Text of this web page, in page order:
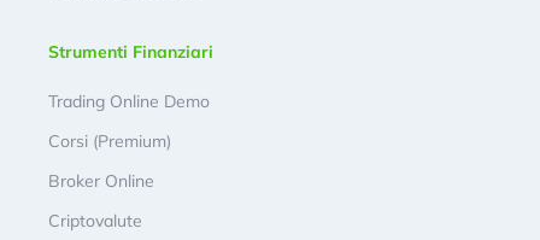
Strumenti Finanziari
Trading Online Demo
Corsi (Premium)
Broker Online
Criptovalute